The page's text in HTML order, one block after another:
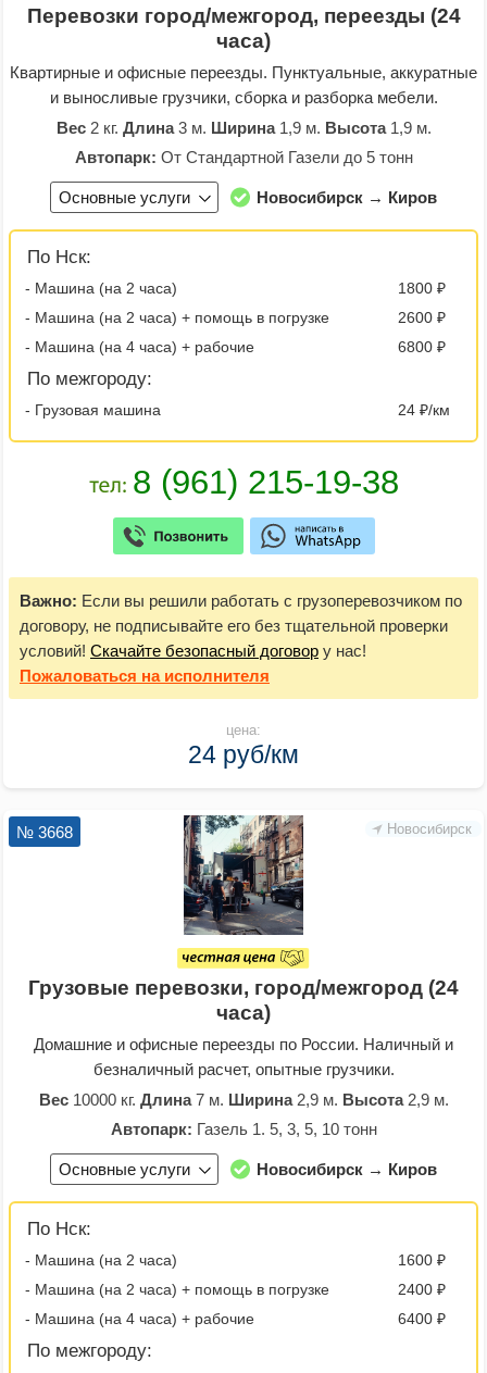
Перевозки город/межгород, переезды (24
часа)
Квартирные и офисные переезды. Пунктуальные, аккуратные
и выносливые грузчики, сборка и разборка мебели.
Вес2 кг. Длина3 м. Ширина1,9 м. Высота1,9 м.
Автопарк: От Стандартной Газели до 5 тонн
Основные услуги Новосибирск → Киров
По Нск:
- Машина (на 2 часа)
1800 ₽
- Машина (на 2 часа) + помощь в погрузке
2600 ₽
- Машина (на 4 часа) + рабочие
6800 ₽
По межгороду:
- Грузовая машина 24 ₽/км
Важно: Если вы решили работать с грузоперевозчиком по
договору, не подписывайте его без тщательной проверки
условий! Скачайте безопасный договор у нас!
Пожаловаться на исполнителя
цена:
24 руб/км
Новосибирск
№ 3668
Грузовые перевозки, город/межгород (24
часа)
Домашние и офисные переезды по России. Наличный и
безналичный расчет, опытные грузчики.
Вес10000 кг. Длина7 м. Ширина2,9 м. Высота2,9 м.
Автопарк: Газель 1. 5, 3, 5, 10 тонн
Основные услуги Новосибирск → Киров
По Нск:
- Машина (на 2 часа)
1600 ₽
- Машина (на 2 часа) + помощь в погрузке
2400 ₽
- Машина (на 4 часа) + рабочие
6400 ₽
По межгороду: